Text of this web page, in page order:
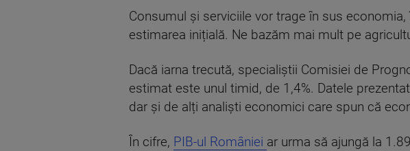
Consumul și serviciile vor trage în sus
estimarea inițială. Ne bazăm mai mult pe
Dacă iarna trecută, specialiștii Comisiei de
estimat este unul timid, de 1,4%. Datele
dar și de alți analiști economici care spun că
În cifre, PIB-ul României ar urma să ajungă la